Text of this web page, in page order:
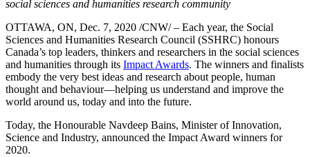
social sciences and humanities research community
OTTAWA, ON, Dec. 7, 2020 /CNW/ – Each year, the Social
Sciences and Humanities Research Council (SSHRC) honours
Canada’s top leaders, thinkers and researchers in the social sciences
and humanities through its Impact Awards. The winners and finalists
embody the very best ideas and research about people, human
thought and behaviour—helping us understand and improve the
world around us, today and into the future.
Today, the Honourable Navdeep Bains, Minister of Innovation,
Science and Industry, announced the Impact Award winners for
2020.